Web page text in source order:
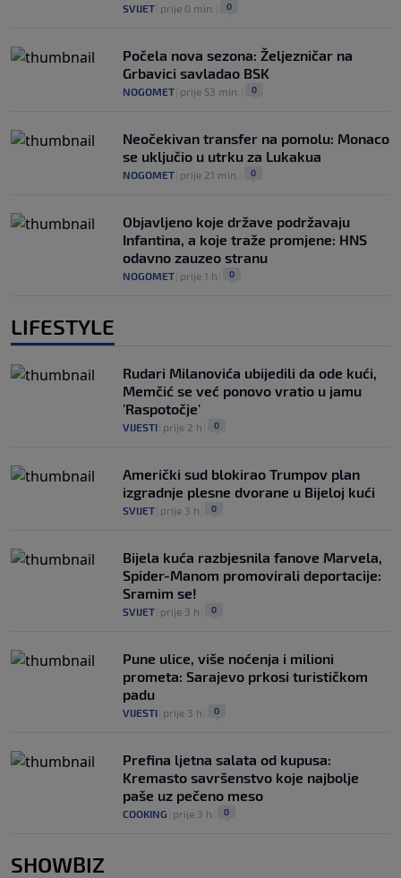
SVIJET prije 0 min. 0
Počela nova sezona: Željezničar na
Grbavici savladao BSK
NOGOMET prije 53 min. 0
Neočekivan transfer na pomolu: Monaco
se uključio u utrku za Lukakua
NOGOMET prije 21 min. 0
Objavljeno koje države podržavaju
Infantina, a koje traže promjene: HNS
odavno zauzeo stranu
NOGOMET prije 1 h 0
LIFESTYLE
Rudari Milanovića ubijedili da ode kući,
Memčić se već ponovo vratio u jamu
'Raspotočje'
VIJESTI prije 2 h 0
Američki sud blokirao Trumpov plan
izgradnje plesne dvorane u Bijeloj kući
SVIJET prije 3 h 0
Bijela kuća razbjesnila fanove Marvela,
Spider-Manom promovirali deportacije:
Sramim se!
SVIJET prije 3 h 0
Pune ulice, više noćenja i milioni
prometa: Sarajevo prkosi turističkom
padu
VIJESTI prije 3 h 0
Prefina ljetna salata od kupusa:
Kremasto savršenstvo koje najbolje
paše uz pečeno meso
COOKING prije 3 h 0
SHOWBIZ